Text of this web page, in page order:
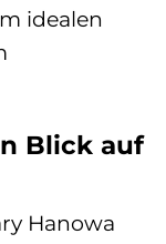
idealen
Blick auf
Hanowa